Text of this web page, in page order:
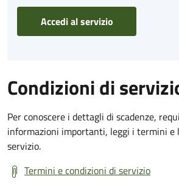
Accedi al servizio
Condizioni di
Per conoscere i dettagli di scadenze,
informazioni importanti, leggi i termini e
servizio.
Termini e condizioni di servizio